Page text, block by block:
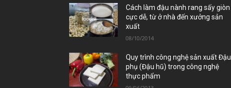
Cách làm đậu nành rang sấy giòn
cực dễ, từ ở nhà đến xưởng sản
xuất
08/10/2014
Quy trình công nghệ sản xuất Đậu
phụ (Đậu hũ) trong công nghệ
thực phẩm